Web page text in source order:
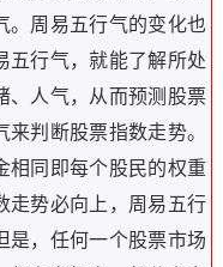
。周易五行气的变化也
五行气，就能了解所处
、人气，从而预测股票
判断股票指数走势。
相同即每个股民的权重
走势必向上，周易五行
是，任何一个股票市场